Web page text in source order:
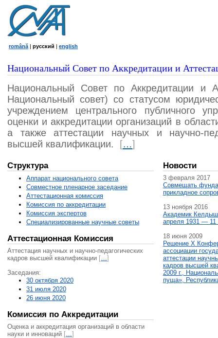
română | русский | english
Национальный Совет по Аккредитации и
Национальный Совет по Аккредитации и
Национальный совет) со статусом
учреждением центрального публичного
оценки и аккредитации организаций в
а также аттестации научных и научно-
высшей квалификации.
[…]
Структура
Аппарат национального совета
Совместное пленарное заседание
Аттестационная комисcия
Комиссия по аккредитации
Комиссия экспертов
Специализированные научные советы
Аттестационная Комиссия
Аттестация научных и научно-педагогических
кадров высшей квалификации […]
Заседания:
30 октября 2020
31 июля 2020
26 июня 2020
Комиссия по Аккредитации
Оценка и аккредитация организаций в области
науки и инноваций […]
Новости
3 февраля 2017
Совмещать
прикладное
13 ноября 2016
Академик
апреля 1931 — 11
18 июня 2009
Решение X
ассоциации
аттестации
кадров высшей
2009 г.,
пуща»,